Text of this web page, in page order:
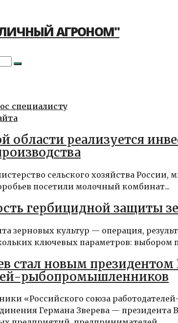
АГРОНОМ"
специалисту
области реализуется
сельского хозяйства России,
посетили молочный комбинат...
гербицидной защиты
зерновых культур — операция,
ключевых параметров: выбором
стал новым президентом
рыбопромышленников
«Российского союза
Германа Зверева — президента